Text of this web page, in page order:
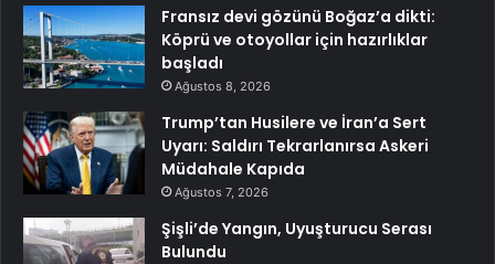
Fransız devi gözünü Boğaz’a dikti:
Köprü ve otoyollar için hazırlıklar
başladı
Ağustos 8, 2026
Trump’tan Husilere ve İran’a Sert
Uyarı: Saldırı Tekrarlanırsa Askeri
Müdahale Kapıda
Ağustos 7, 2026
Şişli’de Yangın, Uyuşturucu Serası
Bulundu